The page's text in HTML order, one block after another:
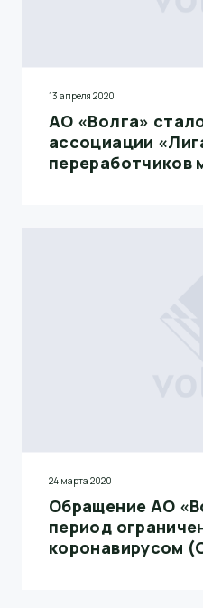
13 апреля 2020
АО «Волга»
ассоциации
переработчиков
24 марта 2020
Обращение АО
период
коронавирусом